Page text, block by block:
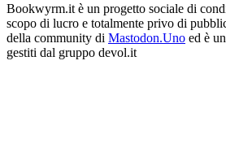
Bookwyrm.it è un progetto sociale di
scopo di lucro e totalmente privo di
della community di Mastodon.Uno ed è
gestiti dal gruppo devol.it